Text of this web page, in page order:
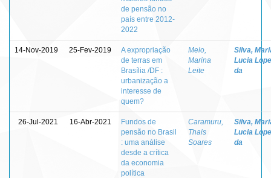
de pensão no
país entre 2012-
2022
14-Nov-2019 25-Fev-2019
A expropriação
de terras em
Brasília /DF :
urbanização a
interesse de
quem?
Melo,
Marina
Leite
Silva,
Lucia
da
26-Jul-2021 16-Abr-2021
Fundos de
pensão no Brasil
: uma análise
desde a crítica
da economia
política
Caramuru,
Thais
Soares
Silva,
Lucia
da